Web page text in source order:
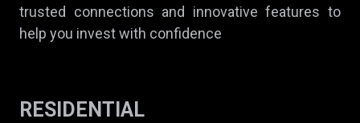
trusted connections and innovative features to
help you invest with confidence
RESIDENTIAL